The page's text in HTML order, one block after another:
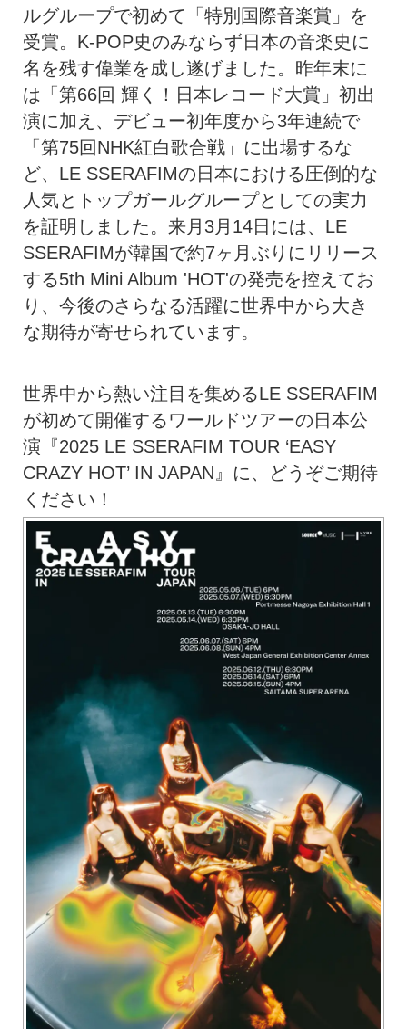
ルグループで初めて「特別国際音楽賞」を
受賞。K-POP史のみならず日本の音楽史に
名を残す偉業を成し遂げました。昨年末に
は「第66回 輝く！日本レコード大賞」初出
演に加え、デビュー初年度から3年連続で
「第75回NHK紅白歌合戦」に出場するな
ど、LE SSERAFIMの日本における圧倒的な
人気とトップガールグループとしての実力
を証明しました。来月3月14日には、LE
SSERAFIMが韓国で約7ヶ月ぶりにリリース
する5th Mini Album 'HOT'の発売を控えてお
り、今後のさらなる活躍に世界中から大き
な期待が寄せられています。
世界中から熱い注目を集めるLE SSERAFIM
が初めて開催するワールドツアーの日本公
演『2025 LE SSERAFIM TOUR ‘EASY
CRAZY HOT’ IN JAPAN』に、どうぞご期待
ください！